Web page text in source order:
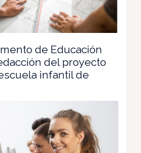
de Educación
del proyecto
infantil de